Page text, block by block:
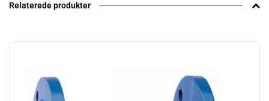
Relaterede produkter